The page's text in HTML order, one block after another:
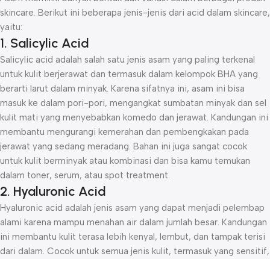
skincare. Berikut ini beberapa jenis-jenis dari acid dalam skincare,
yaitu:
1. Salicylic Acid
Salicylic acid adalah salah satu jenis asam yang paling terkenal
untuk kulit berjerawat dan termasuk dalam kelompok BHA yang
berarti larut dalam minyak. Karena sifatnya ini, asam ini bisa
masuk ke dalam pori-pori, mengangkat sumbatan minyak dan sel
kulit mati yang menyebabkan komedo dan jerawat. Kandungan ini
membantu mengurangi kemerahan dan pembengkakan pada
jerawat yang sedang meradang. Bahan ini juga sangat cocok
untuk kulit berminyak atau kombinasi dan bisa kamu temukan
dalam toner, serum, atau spot treatment.
2. Hyaluronic Acid
Hyaluronic acid adalah jenis asam yang dapat menjadi pelembap
alami karena mampu menahan air dalam jumlah besar. Kandungan
ini membantu kulit terasa lebih kenyal, lembut, dan tampak terisi
dari dalam. Cocok untuk semua jenis kulit, termasuk yang sensitif,